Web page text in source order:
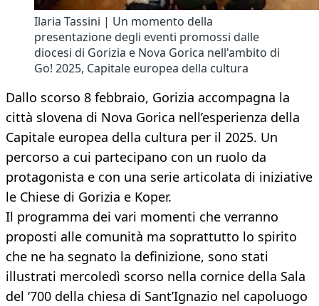
Ilaria Tassini | Un momento della
presentazione degli eventi promossi dalle
diocesi di Gorizia e Nova Gorica nell'ambito di
Go! 2025, Capitale europea della cultura
Dallo scorso 8 febbraio, Gorizia accompagna la
città slovena di Nova Gorica nell’esperienza della
Capitale europea della cultura per il 2025. Un
percorso a cui partecipano con un ruolo da
protagonista e con una serie articolata di iniziative
le Chiese di Gorizia e Koper.
Il programma dei vari momenti che verranno
proposti alle comunità ma soprattutto lo spirito
che ne ha segnato la definizione, sono stati
illustrati mercoledì scorso nella cornice della Sala
del ‘700 della chiesa di Sant’Ignazio nel capoluogo